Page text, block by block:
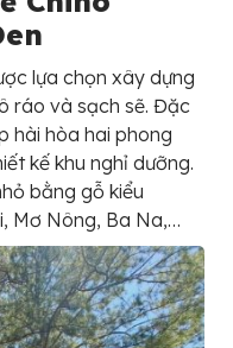
lựa chọn xây dựng
ráo và sạch sẽ. Đặc
hài hòa hai phong
kế khu nghỉ dưỡng.
bằng gỗ kiểu
Mơ Nông, Ba Na,…